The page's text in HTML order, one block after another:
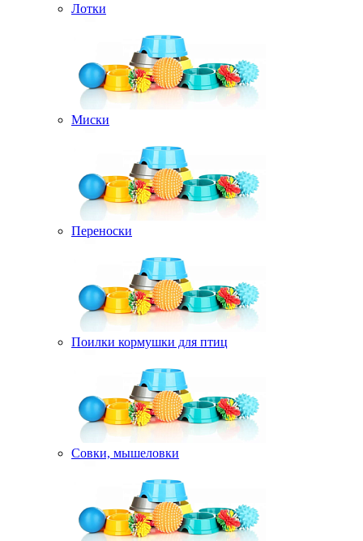
Лотки
Миски
Переноски
Поилки кормушки для птиц
Совки, мышеловки